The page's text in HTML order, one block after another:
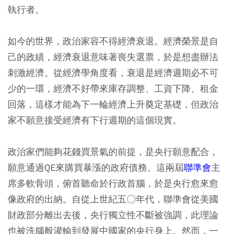
執行者。
如今的世界，政治家容不得經濟衰退。經濟榮景是自
己的政績，經濟衰退意味著喪失選票，於是想盡辦法
刺激經濟。從經濟學角度看，衰退是經濟週期必不可
少的一環，經濟不好帶來庫存調整、工資下降、租金
回落，這樣才能為下一輪經濟上升奠定基礎，但政治
家不願意接受經濟有下行週期的這個現實。
政治家們能夠花錢買景氣的前提，是央行願意配合，
願意通過QE來購買暴漲的政府債務。這兩屆聯準會主
席多軟骨頭，俯首聽命於行政首腦，於是央行愈來愈
像政府的出納。自從上世紀五○年代，聯準會從美國
財政部分離出去後，央行獨立性不斷被強調，此理論
也被洗腦般灌輸到發展中國家的央行身上。然而，一